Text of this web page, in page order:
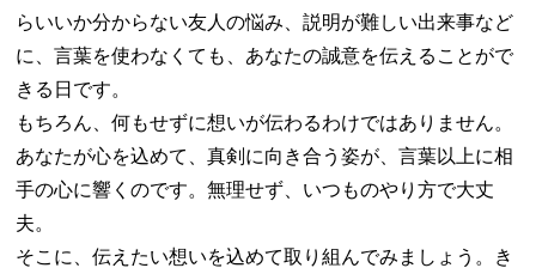
らいいか分からない友人の悩み、説明が難しい出来事など
に、言葉を使わなくても、あなたの誠意を伝えることがで
きる日です。
もちろん、何もせずに想いが伝わるわけではありません。
あなたが心を込めて、真剣に向き合う姿が、言葉以上に相
手の心に響くのです。無理せず、いつものやり方で大丈
夫。
そこに、伝えたい想いを込めて取り組んでみましょう。き